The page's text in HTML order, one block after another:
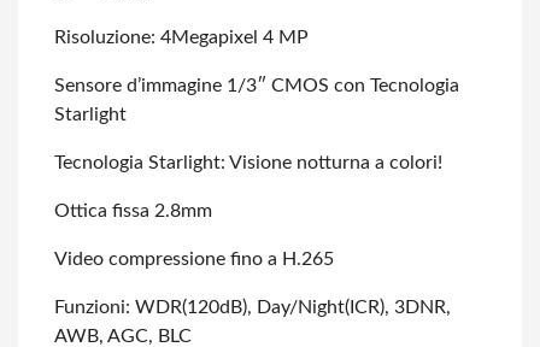
Risoluzione: 4Megapixel 4 MP
Sensore d’immagine 1/3″ CMOS con Tecnologia
Starlight
Tecnologia Starlight: Visione notturna a colori!
Ottica fissa 2.8mm
Video compressione fino a H.265
Funzioni: WDR(120dB), Day/Night(ICR), 3DNR,
AWB, AGC, BLC